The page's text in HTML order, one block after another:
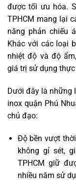
được tối ưu hóa.
TPHCM mang lại
năng phản chiếu
Khác với các loại
nhiệt độ và độ
giá trị sử dụng
Dưới đây là những
inox quận Phú
chủ đạo:
Độ bền vượt
không gỉ sét,
TPHCM giữ
nhiều năm sử